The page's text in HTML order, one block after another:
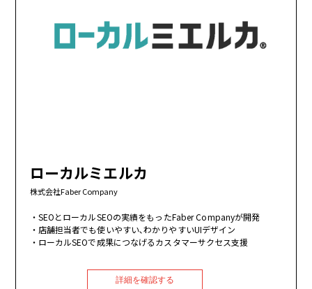
ローカルミエルカ
株式会社Faber Company
SEOとローカルSEOの実績をもったFaber Companyが開発
店舗担当者でも使いやすい､わかりやすいUIデザイン
ローカルSEOで成果につなげるカスタマーサクセス支援
詳細を確認する